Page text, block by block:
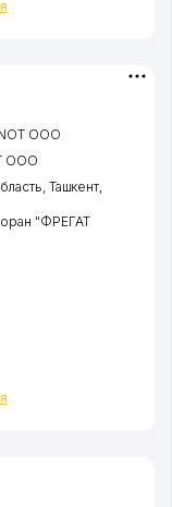
ООО
ООО
Ташкент
"ФРЕГАТ